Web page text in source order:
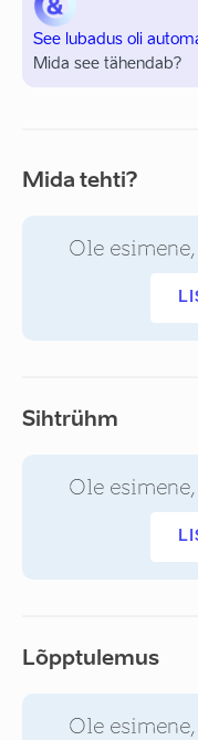
See lubadus oli
Mida see tähendab?
Mida tehti?
Ole
Sihtrühm
Ole
Lõpptulemus
Ole